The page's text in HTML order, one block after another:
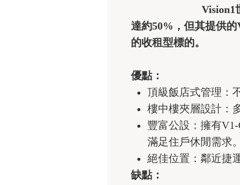
達約50%，但其提供
的收租型標的。
優點：
頂級飯店式管理：
樓中樓夾層設計：
豐富公設：擁有
滿足住戶休閒需求。
絕佳位置：鄰近捷
缺點：